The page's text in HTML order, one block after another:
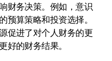
财务决策。例如，意识
预算策略和投资选择。
促进了对个人财务的更
好的财务结果。